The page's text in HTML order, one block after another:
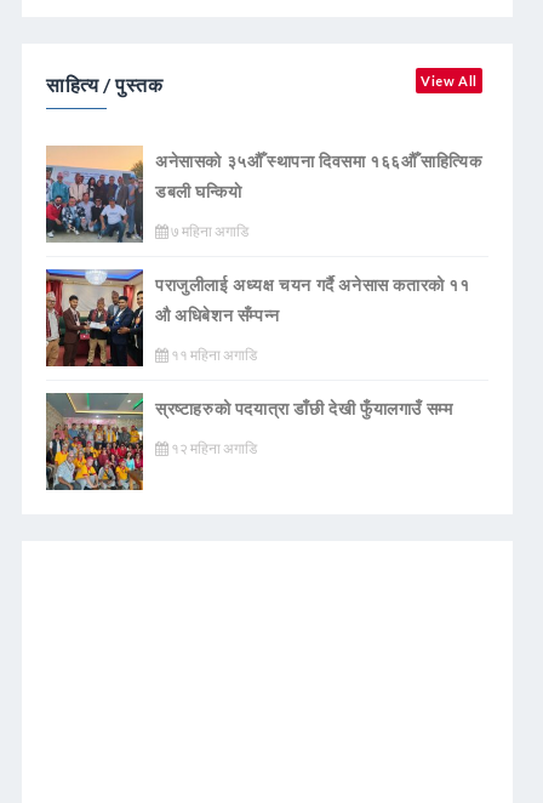
साहित्य / पुस्तक View All
अनेसासको ३५औँ स्थापना दिवसमा १६६औँ साहित्यिक
डबली घन्कियाे
७ महिना अगाडि
पराजुलीलाई अध्यक्ष चयन गर्दै अनेसास कतारको ११
औ अधिबेशन सँम्पन्न
११ महिना अगाडि
स्रष्टाहरुको पदयात्रा डाँछी देखी फुँयालगाउँ सम्म
१२ महिना अगाडि